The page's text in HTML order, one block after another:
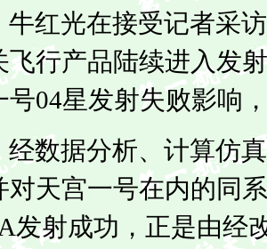
光在接受记者采访
飞行产品陆续进入发
号04星发射失败影响
据分析、计算仿真
对天宫一号在内的同
发射成功，正是由经